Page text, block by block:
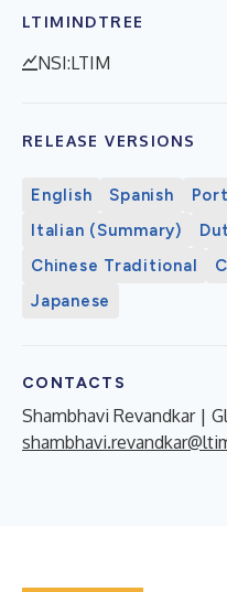
LTIMINDTREE
NSI:LTIM
RELEASE VERSIONS
English Spanish
Italian (Summary)
Chinese Traditional
Japanese
CONTACTS
Shambhavi Revandkar |